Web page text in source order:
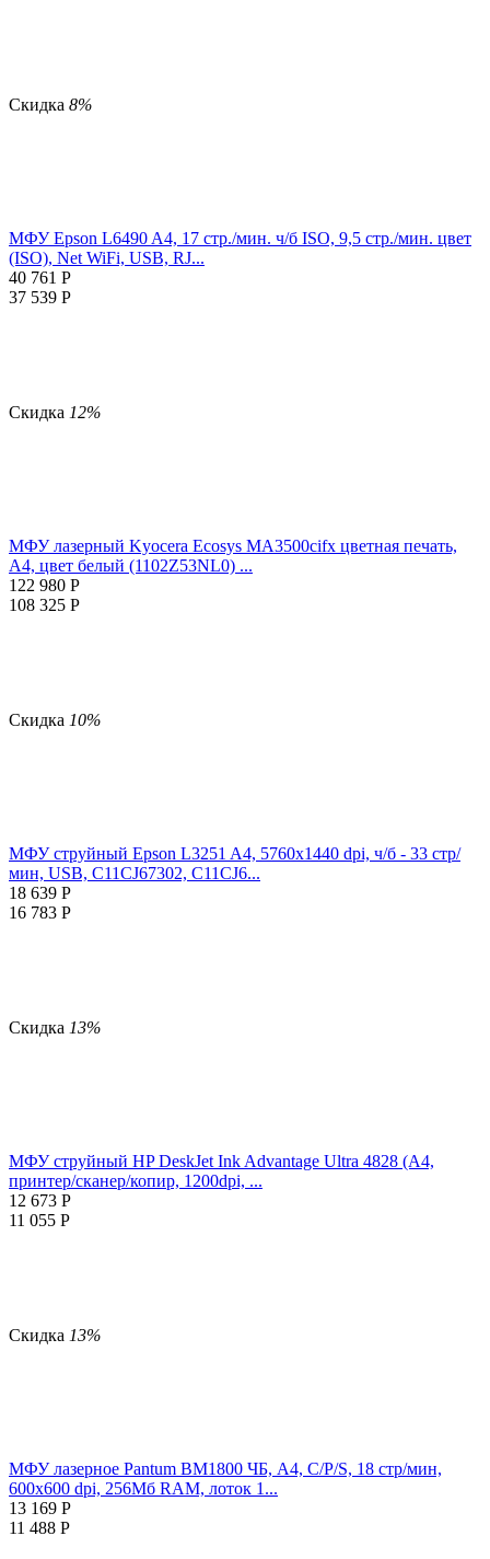
Скидка 8%
МФУ Epson L6490 A4, 17 стр./мин. ч/б ISO, 9,5 стр./мин. цвет
(ISO), Net WiFi, USB, RJ...
40 761 Р
37 539 Р
Скидка 12%
МФУ лазерный Kyocera Ecosys MA3500cifx цветная печать,
A4, цвет белый (1102Z53NL0) ...
122 980 Р
108 325 Р
Скидка 10%
МФУ струйный Epson L3251 A4, 5760x1440 dpi, ч/б - 33 стр/
мин, USB, C11CJ67302, C11CJ6...
18 639 Р
16 783 Р
Скидка 13%
МФУ струйный HP DeskJet Ink Advantage Ultra 4828 (А4,
принтер/сканер/копир, 1200dpi, ...
12 673 Р
11 055 Р
Скидка 13%
МФУ лазерное Pantum BM1800 ЧБ, А4, C/P/S, 18 стр/мин,
600x600 dpi, 256Мб RAM, лоток 1...
13 169 Р
11 488 Р